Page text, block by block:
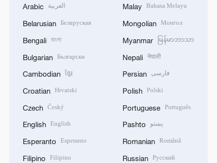
Arabic العربية
Belarusian Беларуская
Bengali বাংলা
Bulgarian Български
Cambodian ខ្មែរ
Croatian Hrvatski
Czech Český
English English
Esperanto Esperanto
Filipino Filipino
Malay Bahasa Melayu
Mongolian Монгол
Myanmar မြန်မာဘာသာ
Nepali नेपाली
Persian فارسی
Polish Polski
Portuguese Português
Pashto پښتو
Romanian Română
Russian Русский